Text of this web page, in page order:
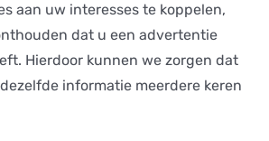
aan uw interesses te koppelen,
dat u een advertentie
Hierdoor kunnen we zorgen dat
informatie meerdere keren